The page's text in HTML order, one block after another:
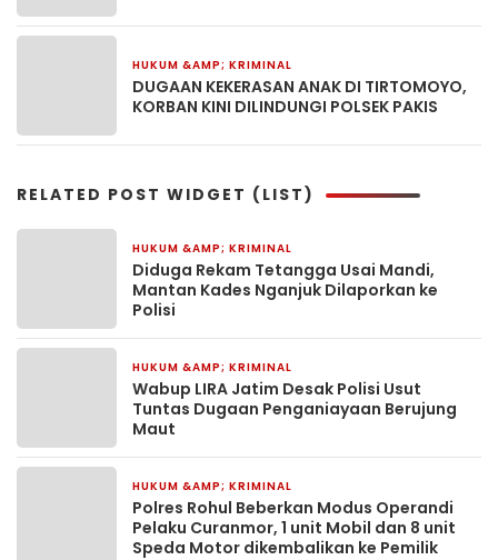
HUKUM &AMP; KRIMINAL
DUGAAN KEKERASAN ANAK DI TIRTOMOYO,
KORBAN KINI DILINDUNGI POLSEK PAKIS
RELATED POST WIDGET (LIST)
HUKUM &AMP; KRIMINAL
Diduga Rekam Tetangga Usai Mandi,
Mantan Kades Nganjuk Dilaporkan ke
Polisi
HUKUM &AMP; KRIMINAL
Wabup LIRA Jatim Desak Polisi Usut
Tuntas Dugaan Penganiayaan Berujung
Maut
HUKUM &AMP; KRIMINAL
Polres Rohul Beberkan Modus Operandi
Pelaku Curanmor, 1 unit Mobil dan 8 unit
Speda Motor dikembalikan ke Pemilik